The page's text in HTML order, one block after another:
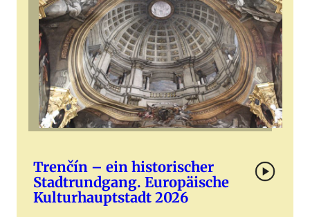
Trenčín – ein historischer
Stadtrundgang. Europäische
Kulturhauptstadt 2026